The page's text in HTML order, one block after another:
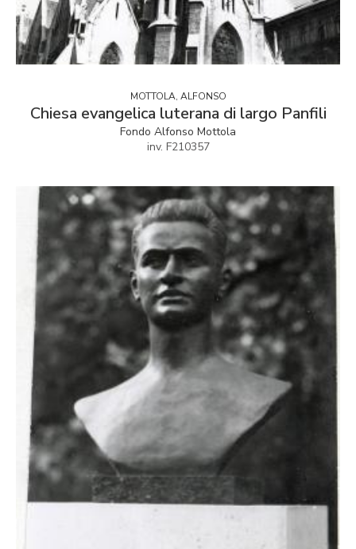
MOTTOLA, ALFONSO
Chiesa evangelica luterana di largo Panfili
Fondo Alfonso Mottola
inv. F210357